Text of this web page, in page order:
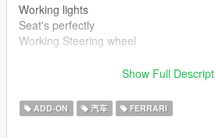
Working lights
Seat's perfectly
Working Steering wheel
_____________________
Version 1.0
Contains detailed instructions for Add-
Show Full
ADD-ON 汽车 FERRARI